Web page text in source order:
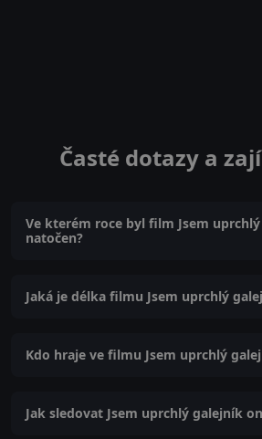
Časté dotazy a
Ve kterém roce byl film Jsem
natočen?
Jaká je délka filmu Jsem uprchlý
Kdo hraje ve filmu Jsem uprchlý
Jak sledovat Jsem uprchlý galejník